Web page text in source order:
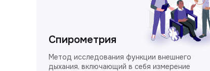
Спирометрия
Метод исследования функции внешнего
дыхания, включающий в себя измерение